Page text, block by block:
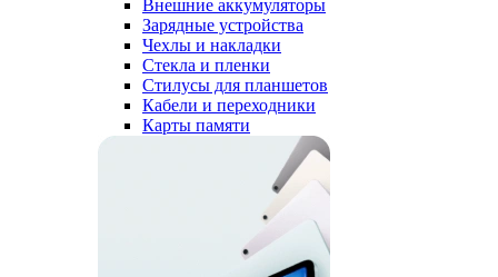
Внешние аккумуляторы
Зарядные устройства
Чехлы и накладки
Стекла и пленки
Стилусы для планшетов
Кабели и переходники
Карты памяти